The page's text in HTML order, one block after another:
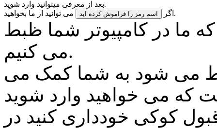
بعد از معرفی میتوانید وارد شوید.
اگر می توانید از ما بخواهید.
ما در کامپیوتر شما ظبط
می کنیم.
می شود به شما کمک می
کوکی خودداری کنید در